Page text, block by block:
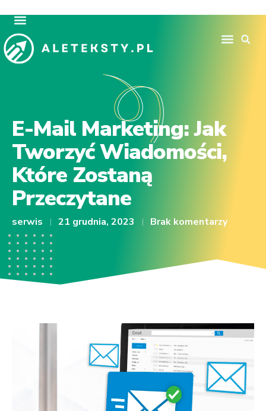
E-Mail Marketing: Jak
Tworzyć Wiadomości,
Które Zostaną
Przeczytane
serwis 21 grudnia, 2023 Brak komentarzy